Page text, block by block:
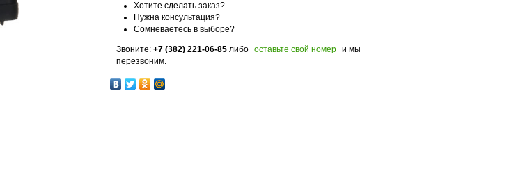
Хотите сделать заказ?
Нужна консультация?
Сомневаетесь в выборе?
Звоните: +7 (382) 221-06-85 либо оставьте свой номер и мы
перезвоним.